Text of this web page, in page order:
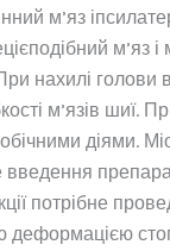
м’яз
м’яз і
нахилі
м’язів шиї.
діями.
введення
потрібне
деформацією